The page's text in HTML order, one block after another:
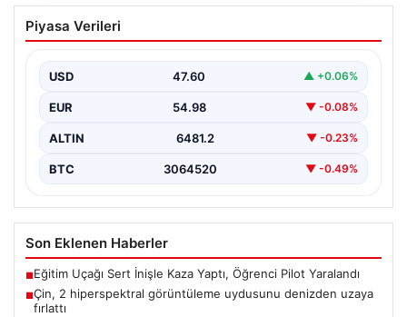
Çin, 2 hiperspektral görüntüleme
uydusunu denizden uzaya fırlattı
Piyasa Verileri
USD 47.60 ▲ +0.06%
EUR 54.98 ▼ -0.08%
ALTIN 6481.2 ▼ -0.23%
BTC 3064520 ▼ -0.49%
Son Eklenen Haberler
■Eğitim Uçağı Sert İnişle Kaza Yaptı, Öğrenci Pilot Yaralandı
■Çin, 2 hiperspektral görüntüleme uydusunu denizden uzaya
fırlattı